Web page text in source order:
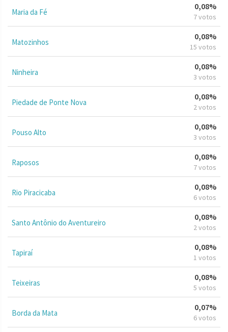
Maria da Fé
0,08%
7 votos
Matozinhos
0,08%
15 votos
Ninheira
0,08%
3 votos
Piedade de Ponte Nova
0,08%
2 votos
Pouso Alto
0,08%
3 votos
Raposos
0,08%
7 votos
Rio Piracicaba
0,08%
6 votos
Santo Antônio do Aventureiro
0,08%
2 votos
Tapiraí
0,08%
1 votos
Teixeiras
0,08%
5 votos
Borda da Mata
0,07%
6 votos